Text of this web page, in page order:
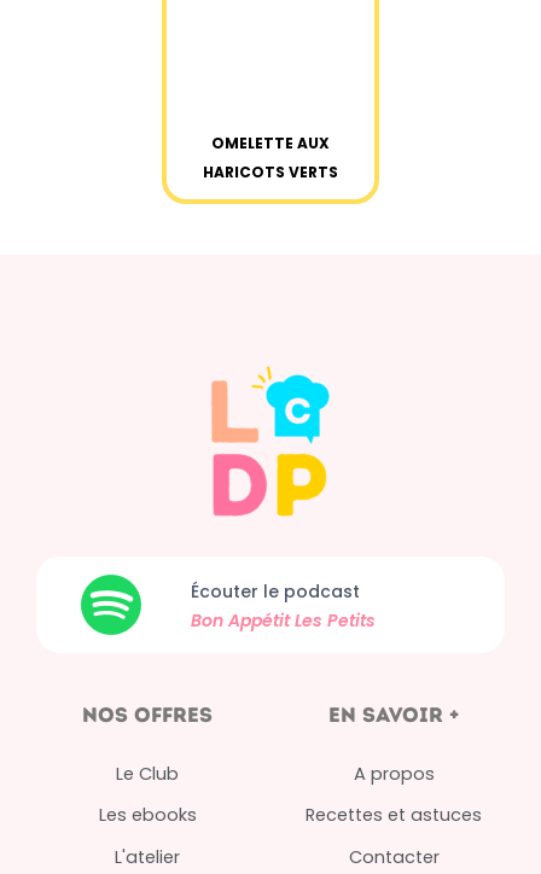
OMELETTE AUX
HARICOTS VERTS
Écouter le podcast
Bon AppétitLes Petits
nos offres
Le Club
Les ebooks
L'atelier
en savoir +
A propos
Recettes et astuces
Contacter